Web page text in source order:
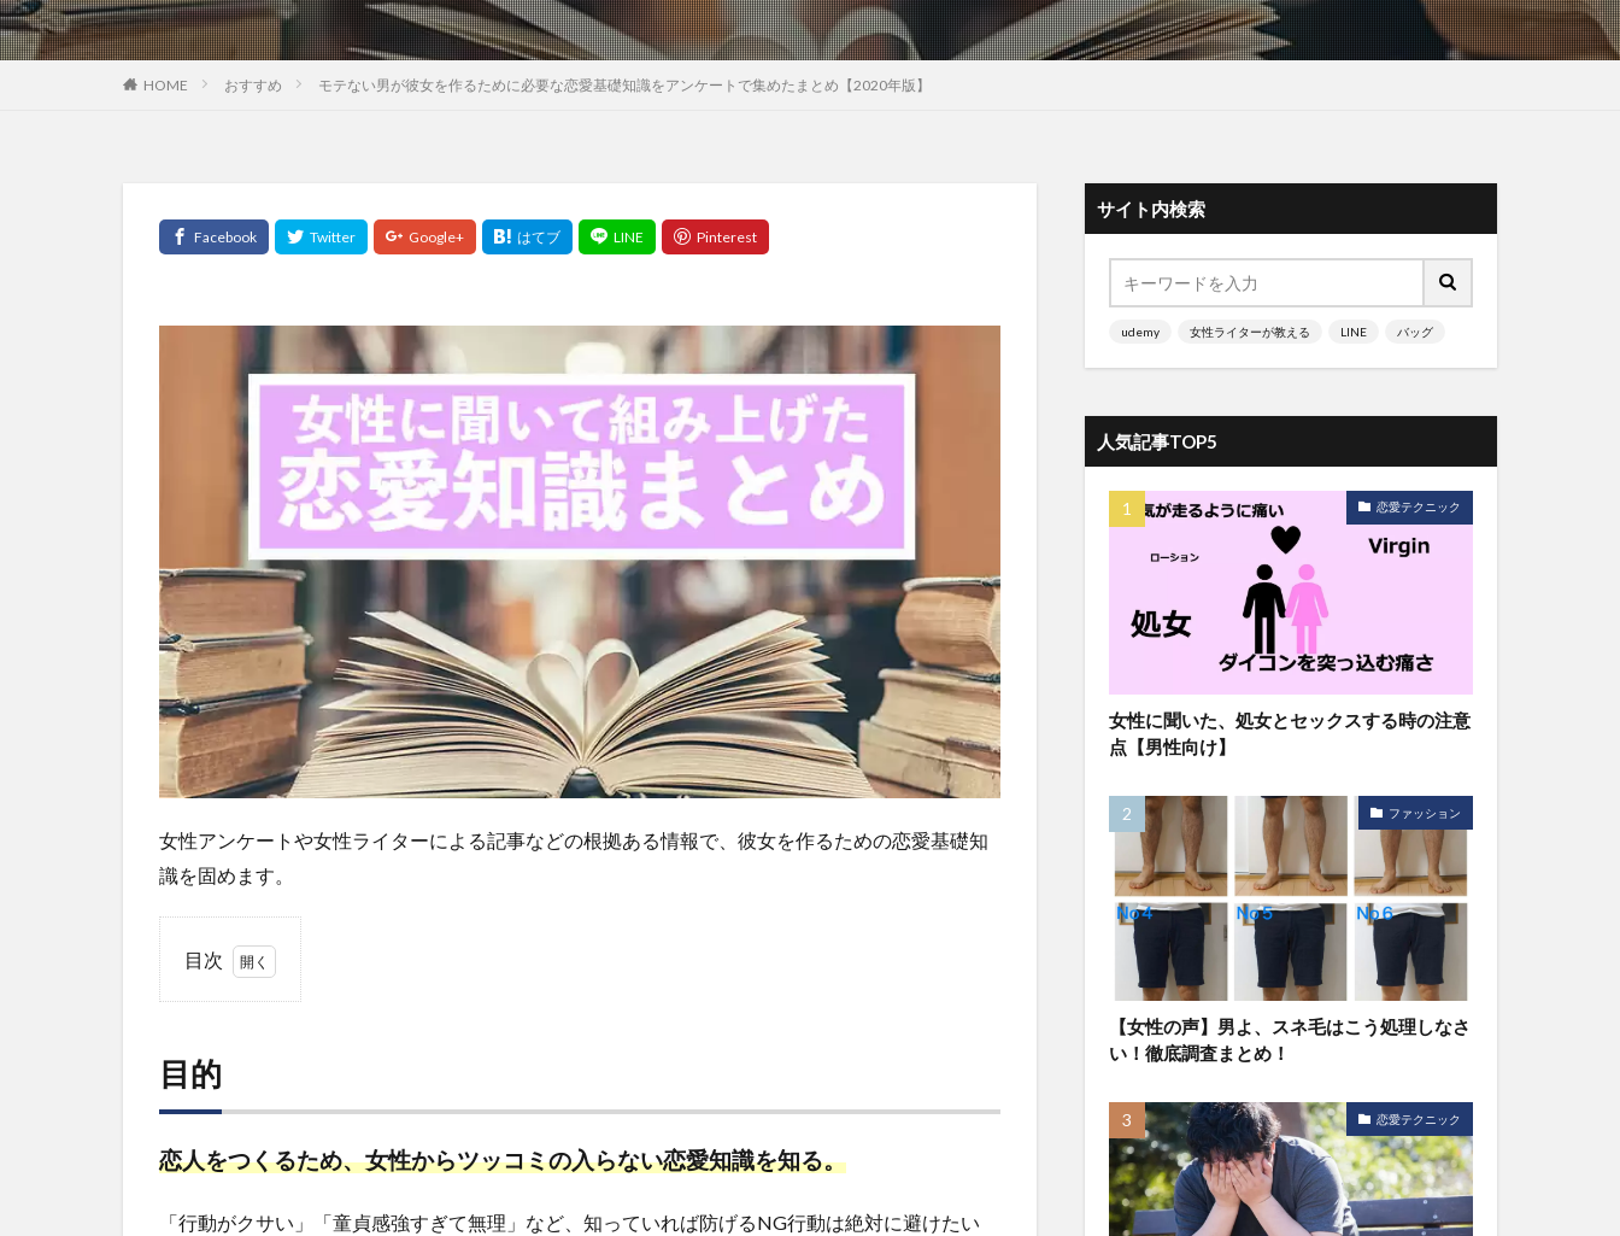
HOME おすすめ モテない男が彼女を作るために必要な恋愛基礎知識をアンケートで集めたまとめ【2020年版】
女性アンケートや女性ライターによる記事などの根拠ある情報で、彼女を作るための恋愛基礎知
識を固めます。
目次
2
コ
の
徴
目的
恋人をつくるため、女性からツッコミの入らない恋愛知識を知る。
「行動がクサい」「童貞感強すぎて無理」など、知っていれば防げるNG行動は絶対に避けたい
サイト内検索
udemy 女性ライターが教える LINE バッグ
人気記事TOP5
恋愛テクニック
女性に聞いた、処女とセックスする時の注意
点【男性向け】
ファッション
【女性の声】男よ、スネ毛はこう処理しなさ
い！徹底調査まとめ！
恋愛テクニック